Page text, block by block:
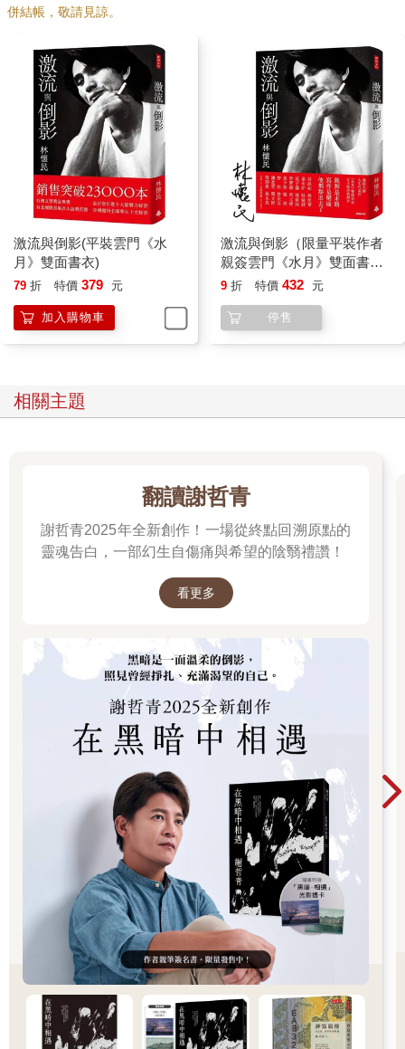
信的筆友。被關在衛道，我憧憬台北和文學，晚自習時，專心爬
外。
等我十七歲上台北時，馬各已經調離聯副，《皇冠》雜誌創辦人
平鑫濤先生接任主編。但馬各仍然像大哥哥那樣招呼我，不斷問
我缺什麼，可以怎麼幫我安頓下來。
二○○五年，筆名馬各的駱學良先生病逝。張作錦先生在懷念他的
文章說：「馬各敬事也敬人，他給作者、讀者寫信之勤之多，常
令我吃驚。若把這些來往函札編輯起來，是很有價值的文壇史
料。馬各不單是尊重成名作家，尤其獎掖年輕作者，常請他們個
別的、集體的喝茶聊天。」我就是他鼓勵呵護的孩子之一。
到台北沒多久，平先生跟我簽了皇冠基本作家合同，可以預支稿
費。但大一的我當然趕不上瓊瑤，朱西甯，司馬中原這些前輩，
對皇冠貢獻萬分微薄。
平先生主持聯副十多年，在林海音先生十年樹立的純文學風格，
注入皇冠的大眾品味。六○年代瓊瑤的《煙雨濛濛》，七○年代三
毛的《撒拉哈的故事》在聯副連載，造成轟動。一九六六年，三
浦綾子的《冰點》在副刊全版連載九天後隨即全書出版，二十萬
說，這個紀錄四十年後才被《哈利波特》打破。
畢業那年，余光中先生出任《現代文學》主編，向我約稿。我在
部隊宿舍埋頭寫岀中篇〈蟬〉，《現代文學》分兩期發表。然
後，退伍，出書，到密蘇里大學新聞學院讀書。一個多月後，收
到素昧平生的聶華苓先生來信，邀我去艾荷華共度感恩節。火雞
畫。我那時在大學餐廳打工，還包下週末清洗大餐廳地板和廁所
就進了英文系的作家工作坊，同時每週四次去上現代舞課，也參
加學校舞團的演出。在艾荷華，後知後覺的我才發現，啟蒙我寫
作的《自由中國》文學欄的主編就是聶華苓先生！
一九七二年，讀完書，回台灣，回政大教書。一年後，我給自己
闖了大禍：在沒有專業背景，不知舞團為何物的狀況下，創辦了
雲門舞集。
一九七六年，平鑫濤先生離開報社，全心經營皇冠和電影公司，
馬各重掌聯副。隔年馬各創辦《聯合報》短篇小說獎，邀我當評
審。我說，我我我我不敢跟林海音，彭歌這些長輩坐在一起。他
說，我們需要有年輕人的觀點。大哥有令，只能遵從。那是獎金
豐厚的民間文學獎的開端。
七七年，馬各策畫了「特約撰述」制度，聯合報跟一批年輕作家
簽合同，月薪五千，稿費另計。那時我在政大的講師薪水只有三
千出頭。印象中，簽約的作家包括三毛，吳念真，李昂，朱天
文，朱天心，蔣曉雲，小野。
同年十月，馬各升任《聯合報》副總編輯，剛從美國拿到碩士學
位返台的瘂弦先生接任聯副主編。隔年，高信疆重掌《中國時
報》人間副刊。聯副、人間就此展開激烈的良性競爭。七八○年
代，民間在壓抑的政治氛圍中，重新認識島嶼與歷史，力圖發
聲，副刊的範疇從文學擴大到社會參與，推動了台灣當代文化的
發展。
併結帳，敬請見諒。
激流與倒影(平裝雲門《水
月》雙面書衣)
79 折 特價 379 元
加入購物車
激流與倒影（限量平裝作者
親簽雲門《水月》雙面書
衣）
9 折 特價 432 元
停售
相關主題
翻讀謝哲青
謝哲青2025年全新創作！一場從終點回溯原點的
靈魂告白，一部幻生自傷痛與希望的陰翳禮讚！
看更多